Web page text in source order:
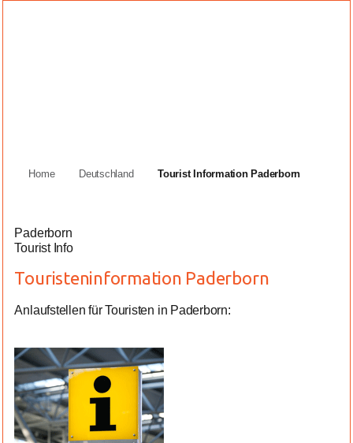
Home Deutschland Tourist Information Paderborn
Paderborn
Tourist Info
Touristeninformation Paderborn
Anlaufstellen für Touristen in Paderborn: